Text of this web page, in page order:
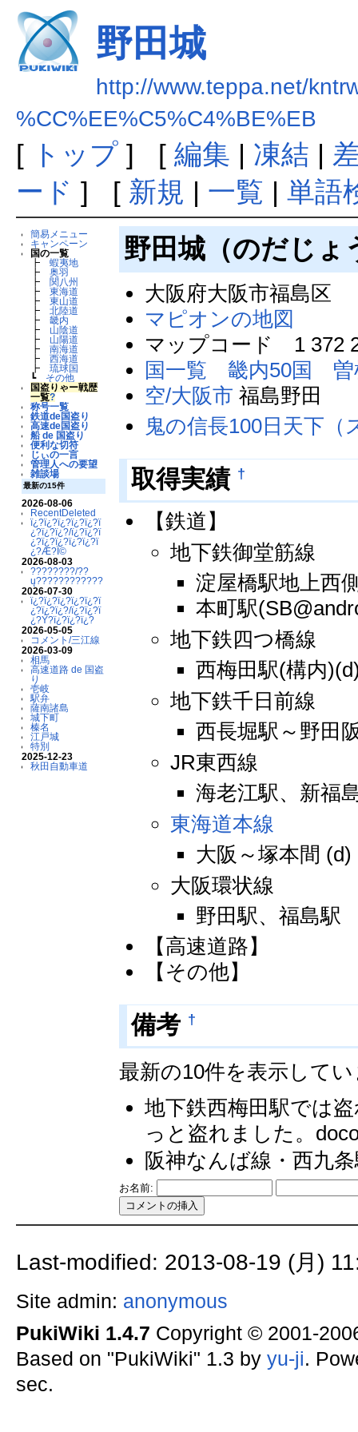
野田城
http://www.teppa.net/
%CC%EE%C5%C4%BE%EB
[ トップ] [ 編集 | 凍結 |
ード ] [ 新規 | 一覧 | 単語
簡易メニュー
キャンペーン
国の一覧
┣蝦夷地
┣奥羽
┣ 関八州
┣東海道
┣東山道
┣北陸道
┣畿内
┣ 山陰道
┣ 山陽道
┣南海道
┣西海道
┣琉球国
┗ その他
国盗りゃー戦歴
一覧?
称号一覧
鉄道de国盗り
高速de国盗り
船 de 国盗り
便利な切符
じぃの一言
管理人への要望
雑談場
最新の15件
2026-08-06
RecentDeleted
ï¿?ï¿?ï¿?ï¿?ï¿?ï
¿?ï¿?ï¿?/ï¿?ï¿?ï
¿?ï¿?ï¿?ï¿?ï¿?ï
¿?Æ?Ï©
2026-08-03
????????/??
ų????????????
2026-07-30
ï¿?ï¿?ï¿?ï¿?ï¿?ï
¿?ï¿?ï¿?/ï¿?ï¿?ï
¿?Ý?ï¿?ï¿?ï¿?
2026-05-05
コメント/三江線
2026-03-09
相馬
高速道路 de 国盗
り
壱岐
駅弁
薩南諸島
城下町
榛名
江戸城
特別
2025-12-23
秋田自動車道
野田城（のだじょ
大阪府大阪市福島区
マピオンの地図
マップコード 1 372
国一覧 畿内50国
空/大阪市 福島野田
鬼の信長100日天下（
取得実績 †
【鉄道】
地下鉄御堂筋線
淀屋橋駅地上西
本町駅
地下鉄四つ橋線
西梅田駅(構内
地下鉄千日前線
西長堀駅～野田
JR東西線
海老江駅、新福
東海道本線
大阪～塚本間 (d)
大阪環状線
野田駅、福島駅
【高速道路】
【その他】
備考 †
最新の10件を表示して
地下鉄西梅田駅では
っと盗れました。
阪神なんば線・西九
お名前:
Last-modified: 2013-08-19 (月)
Site admin: anonymous
PukiWiki 1.4.7 Copyright © 2001-
Based on "PukiWiki" 1.3 by yu-ji.
sec.